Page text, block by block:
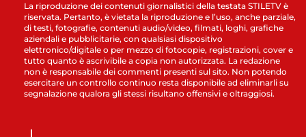
La riproduzione dei contenuti giornalistici della testata STILETV è
riservata. Pertanto, è vietata la riproduzione e l’uso, anche parziale,
di testi, fotografie, contenuti audio/video, filmati, loghi, grafiche
aziendali e pubblicitarie, con qualsiasi dispositivo
elettronico/digitale o per mezzo di fotocopie, registrazioni, cover e
tutto quanto è ascrivibile a copia non autorizzata. La redazione
non è responsabile dei commenti presenti sul sito. Non potendo
esercitare un controllo continuo resta disponibile ad eliminarli su
segnalazione qualora gli stessi risultano offensivi e oltraggiosi.